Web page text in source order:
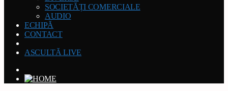
SOCIETĂȚI COMERCIALE
AUDIO
ECHIPĂ
CONTACT
ASCULTĂ LIVE